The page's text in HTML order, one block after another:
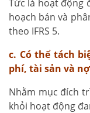
Tức là hoạt động
hoạch bán và
theo IFRS 5.
c. Có thể tách
phí, tài sản và
Nhằm mục đích
khỏi hoạt động